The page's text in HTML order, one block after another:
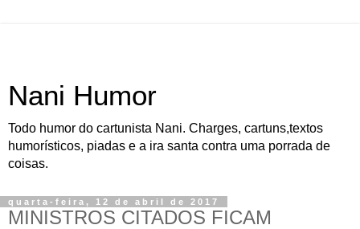
Nani Humor
Todo humor do cartunista Nani. Charges, cartuns,textos
humorísticos, piadas e a ira santa contra uma porrada de
coisas.
quarta-feira, 12 de abril de 2017
MINISTROS CITADOS FICAM